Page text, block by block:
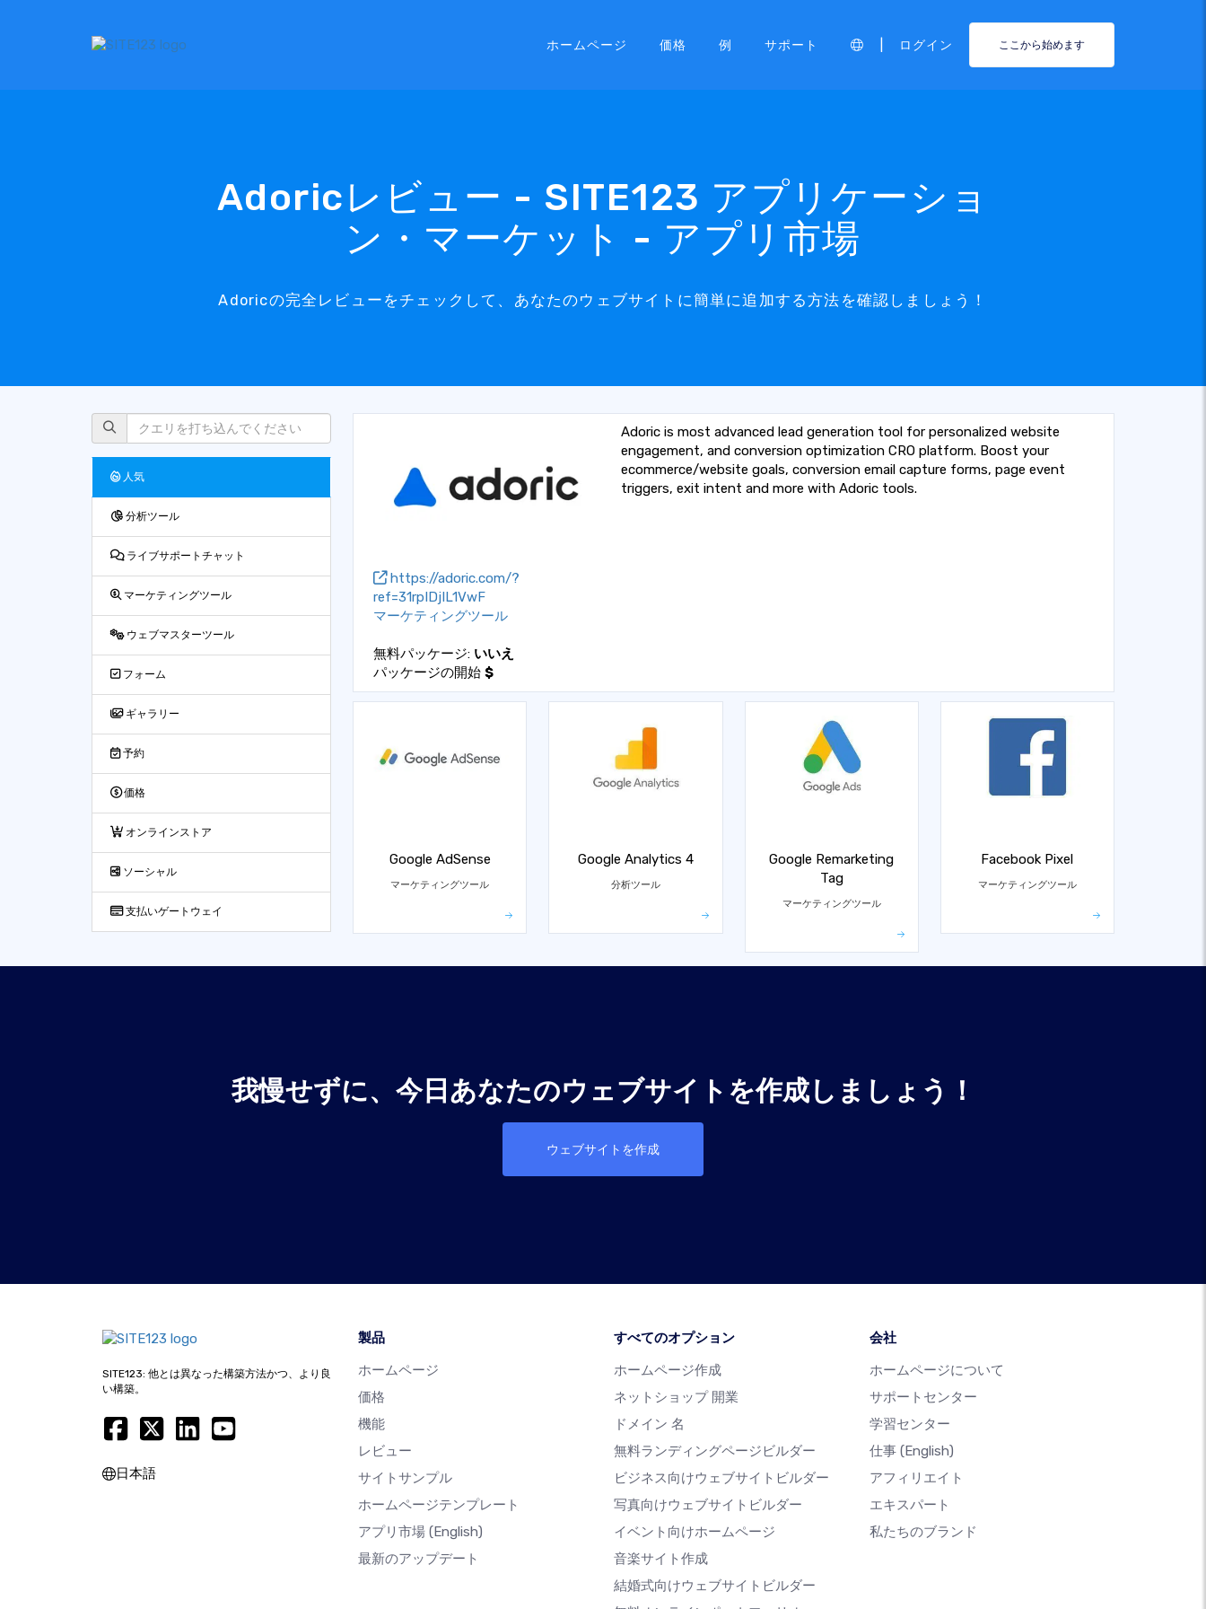
ホームページ 価格 例 サポート ログイン ここから始めます
Adoricレビュー - SITE123 アプリケーショ
ン・マーケット - アプリ市場
Adoricの完全レビューをチェックして、あなたのウェブサイトに簡単に追加する方法を確認しましょう！
人気
分析ツール
ライブサポートチャット
マーケティングツール
ウェブマスターツール
フォーム
ギャラリー
予約
価格
オンラインストア
ソーシャル
支払いゲートウェイ
https://adoric.com/?
ref=31rpIDjIL1VwF
マーケティングツール
無料パッケージ: いいえ
パッケージの開始 $
Adoric is most advanced lead generation tool for personalized website
engagement, and conversion optimization CRO platform. Boost your
ecommerce/website goals, conversion email capture forms, page event
triggers, exit intent and more with Adoric tools.
Google AdSense
マーケティングツール
Google Analytics 4
分析ツール
Google Remarketing
Tag
マーケティングツール
Facebook Pixel
マーケティングツール
我慢せずに、今日あなたのウェブサイトを作成しましょう！
ウェブサイトを作成
SITE123: 他とは異なった構築方法かつ、より良
い構築。
日本語
製品
ホームページ
価格
機能
レビュー
サイトサンプル
ホームページテンプレート
アプリ市場 (English)
最新のアップデート
すべてのオプション
ホームページ作成
ネットショップ 開業
ドメイン 名
無料ランディングページビルダー
ビジネス向けウェブサイトビルダー
写真向けウェブサイトビルダー
イベント向けホームページ
音楽サイト作成
結婚式向けウェブサイトビルダー
会社
ホームページについて
サポートセンター
学習センター
仕事 (English)
アフィリエイト
エキスパート
私たちのブランド